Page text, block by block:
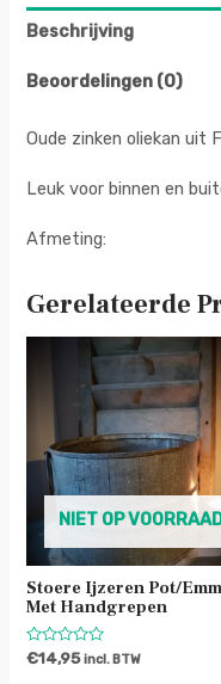
Beschrijving
Beoordelingen (0)
Oude zinken oliekan uit
Leuk voor binnen en
Afmeting:
Gerelateerde
NIET OP
Stoere Ijzeren Pot/
Met Handgrepen
Waardering
€14,95 incl. BTW